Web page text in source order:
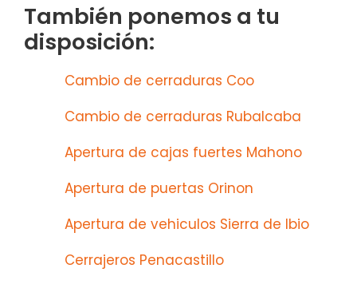
También ponemos a tu
disposición:
Cambio de cerraduras Coo
Cambio de cerraduras Rubalcaba
Apertura de cajas fuertes Mahono
Apertura de puertas Orinon
Apertura de vehiculos Sierra de Ibio
Cerrajeros Penacastillo